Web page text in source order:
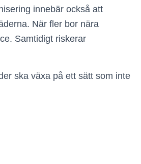
innebär också att
När fler bor nära
Samtidigt riskerar
ska växa på ett sätt som inte